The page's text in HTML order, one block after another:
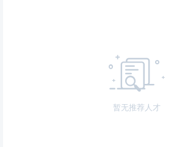
暂无推荐人才